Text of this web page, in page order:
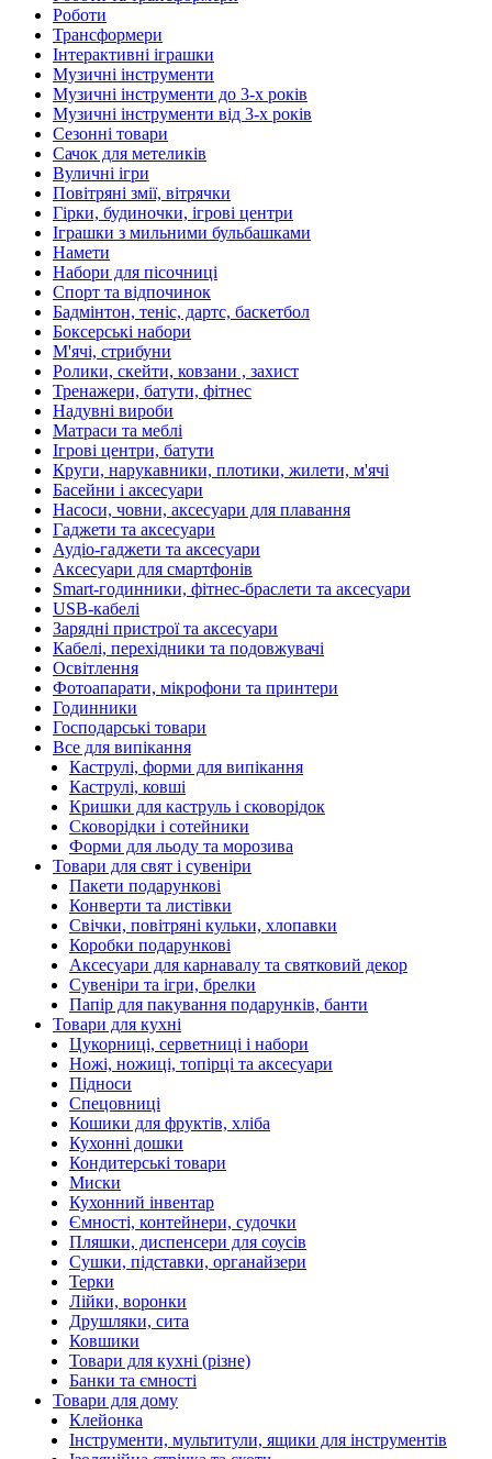
Роботи
Трансформери
Інтерактивні іграшки
Музичні інструменти
Музичні інструменти до 3-х років
Музичні інструменти від 3-х років
Сезонні товари
Сачок для метеликів
Вуличні ігри
Повітряні змії, вітрячки
Гірки, будиночки, ігрові центри
Іграшки з мильними бульбашками
Намети
Набори для пісочниці
Спорт та відпочинок
Бадмінтон, теніс, дартс, баскетбол
Боксерські набори
М'ячі, стрибуни
Ролики, скейти, ковзани , захист
Тренажери, батути, фітнес
Надувні вироби
Матраси та меблі
Ігрові центри, батути
Круги, нарукавники, плотики, жилети, м'ячі
Басейни і аксесуари
Насоси, човни, аксесуари для плавання
Гаджети та аксесуари
Аудіо-гаджети та аксесуари
Аксесуари для смартфонів
Smart-годинники, фітнес-браслети та аксесуари
USB-кабелі
Зарядні пристрої та аксесуари
Кабелі, перехідники та подовжувачі
Освітлення
Фотоапарати, мікрофони та принтери
Годинники
Господарські товари
Все для випікання
Каструлі, форми для випікання
Каструлі, ковші
Кришки для каструль і сковорідок
Сковорідки і сотейники
Форми для льоду та морозива
Товари для свят і сувеніри
Пакети подарункові
Конверти та листівки
Свічки, повітряні кульки, хлопавки
Коробки подарункові
Аксесуари для карнавалу та святковий декор
Сувеніри та ігри, брелки
Папір для пакування подарунків, банти
Товари для кухні
Цукорниці, серветниці і набори
Ножі, ножиці, топірці та аксесуари
Підноси
Спецовниці
Кошики для фруктів, хліба
Кухонні дошки
Кондитерські товари
Миски
Кухонний інвентар
Ємності, контейнери, судочки
Пляшки, диспенсери для соусів
Сушки, підставки, органайзери
Терки
Лійки, воронки
Друшляки, сита
Ковшики
Товари для кухні (різне)
Банки та ємності
Товари для дому
Клейонка
Інструменти, мультитули, ящики для інструментів